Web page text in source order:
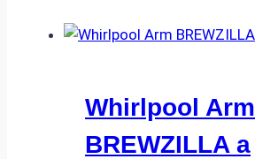
Whirlpool Arm
BREWZILLA a